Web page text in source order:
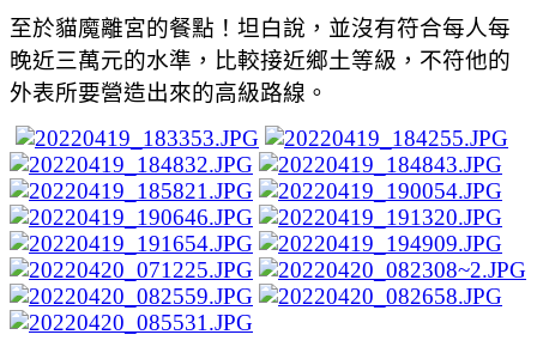
至於貓魔離宮的餐點！坦白說，並沒有符合每人每
晚近三萬元的水準，比較接近鄉土等級，不符他的
外表所要營造出來的高級路線。